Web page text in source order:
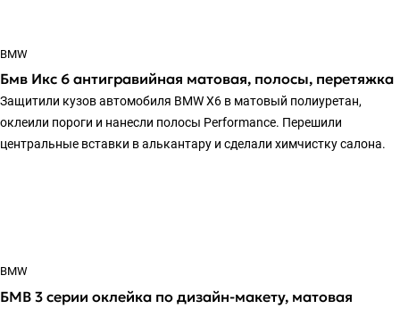
BMW
Бмв Икс 6 антигравийная матовая, полосы, перетяжка
Защитили кузов автомобиля BMW X6 в матовый полиуретан,
оклеили пороги и нанесли полосы Performance. Перешили
центральные вставки в алькантару и сделали химчистку салона.
BMW
БМВ 3 серии оклейка по дизайн-макету, матовая